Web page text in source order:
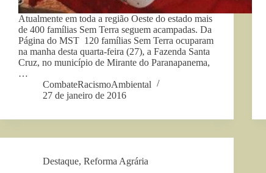
Atualmente em toda a região Oeste do estado mais
de 400 famílias Sem Terra seguem acampadas. Da
Página do MST 120 famílias Sem Terra ocuparam
na manha desta quarta-feira (27), a Fazenda Santa
Cruz, no município de Mirante do Paranapanema,
…
CombateRacismoAmbiental
27 de janeiro de 2016
Destaque, Reforma Agrária